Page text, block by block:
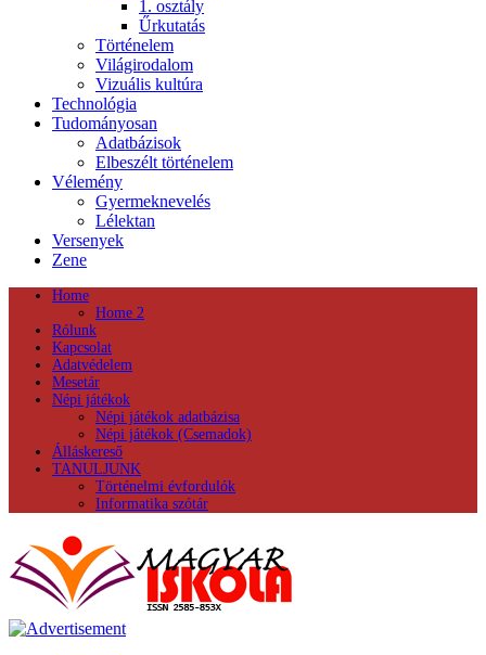
1. osztály
Űrkutatás
Történelem
Világirodalom
Vizuális kultúra
Technológia
Tudományosan
Adatbázisok
Elbeszélt történelem
Vélemény
Gyermeknevelés
Lélektan
Versenyek
Zene
Home
Home 2
Rólunk
Kapcsolat
Adatvédelem
Mesetár
Népi játékok
Népi játékok adatbázisa
Népi játékok (Csemadok)
Álláskereső
TANULJUNK
Történelmi évfordulók
Informatika szótár